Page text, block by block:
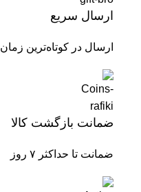
ارسال سریع
ارسال در کوتاه‌ترین زمان
ضمانت بازگشت کالا
ضمانت تا حداکثر ۷ روز